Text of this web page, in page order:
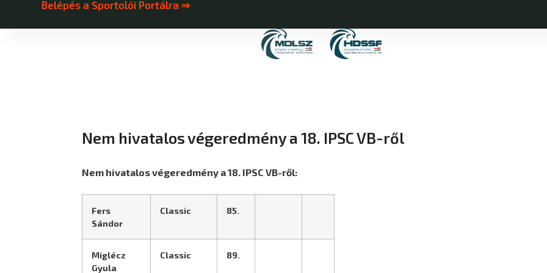
Belépés a Sportolói Portálra ⇒
Nem hivatalos végeredmény a 18. IPSC VB-ről
Nem hivatalos végeredmény a 18. IPSC VB-ről:
Fers
Sándor
Classic 85.
Miglécz
Gyula
Classic 89.